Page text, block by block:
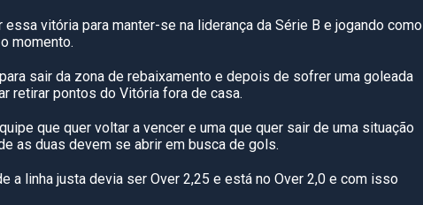
vitória para manter-se na liderança da Série B e jogando como
momento.
sair da zona de rebaixamento e depois de sofrer uma goleada
retirar pontos do Vitória fora de casa.
que quer voltar a vencer e uma que quer sair de uma situação
as duas devem se abrir em busca de gols.
a linha justa devia ser Over 2,25 e está no Over 2,0 e com isso